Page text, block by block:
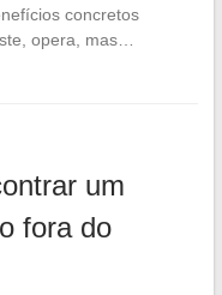
concretos
opera, mas…
um
fora do